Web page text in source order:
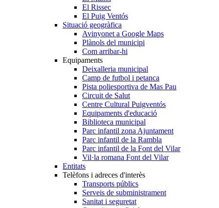
El Rissec
El Puig Ventós
Situació geogràfica
Avinyonet a Google Maps
Plànols del municipi
Com arribar-hi
Equipaments
Deixalleria municipal
Camp de futbol i petanca
Pista poliesportiva de Mas Pau
Circuit de Salut
Centre Cultural Puigventós
Equipaments d'educació
Biblioteca municipal
Parc infantil zona Ajuntament
Parc infantil de la Rambla
Parc infantil de la Font del Vilar
Vil·la romana Font del Vilar
Entitats
Telèfons i adreces d'interès
Transports públics
Serveis de subministrament
Sanitat i seguretat